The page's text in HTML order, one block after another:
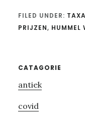
FILED UNDER:
PRIJZEN, HUMMEL
Primary
Sidebar
CATAGORIE
antiek
covid